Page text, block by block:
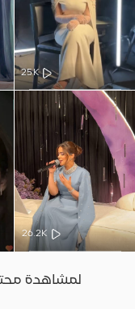
25K
26.2K
لمشاهدة